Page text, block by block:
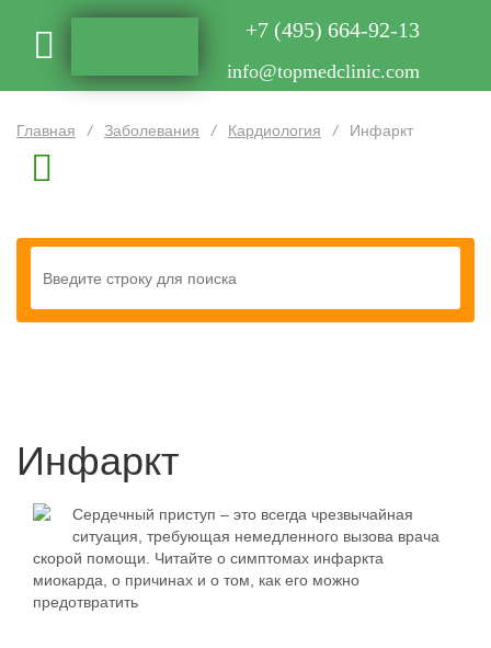
+7 (495) 664-92-13
info@topmedclinic.com
Главная / Заболевания / Кардиология / Инфаркт
Инфаркт
Сердечный приступ – это всегда чрезвычайная
ситуация, требующая немедленного вызова врача
скорой помощи. Читайте о симптомах инфаркта
миокарда, о причинах и о том, как его можно
предотвратить